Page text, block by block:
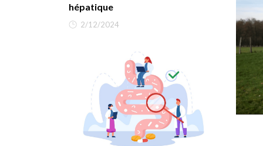
hépatique
2/12/2024